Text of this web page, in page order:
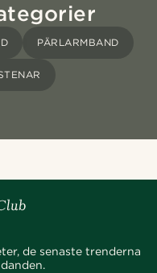
PÄRLARMBAND
de senaste trenderna